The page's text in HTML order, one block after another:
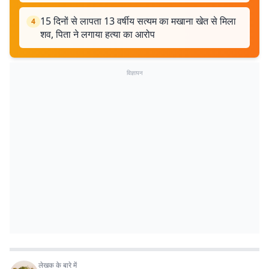
4 15 दिनों से लापता 13 वर्षीय सत्यम का मखाना खेत से मिला
शव, पिता ने लगाया हत्या का आरोप
विज्ञापन
लेखक के बारे में